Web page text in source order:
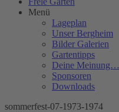
Menü
Lageplan
Unser Bergheim
Bilder Galerien
Gartentipps
Deine Meinung…
Sponsoren
Downloads
sommerfest-07-1973-1974